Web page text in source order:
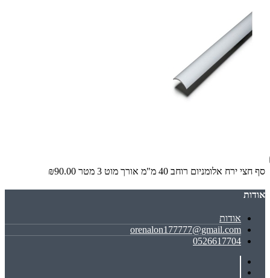
סף חצי ירח אלומניום רוחב 40 מ"מ אורך מוט 3 מטר ₪90.00
אודות
אודות
orenalon177777@gmail.com
0526617704